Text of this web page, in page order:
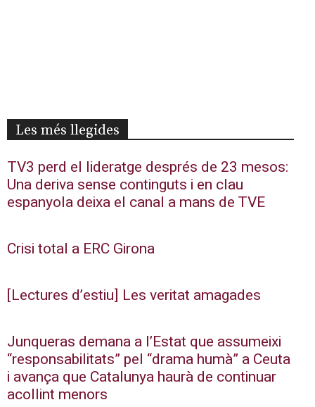
Les més llegides
TV3 perd el lideratge després de 23 mesos:
Una deriva sense continguts i en clau
espanyola deixa el canal a mans de TVE
Crisi total a ERC Girona
[Lectures d’estiu] Les veritat amagades
Junqueras demana a l’Estat que assumeixi
“responsabilitats” pel “drama humà” a Ceuta
i avança que Catalunya haurà de continuar
acollint menors